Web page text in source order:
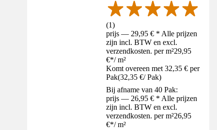
(1)
prijs — 29,95 € * Alle prijzen
zijn incl. BTW en excl.
verzendkosten. per m²29,95
€*/ m²
Komt overeen met 32,35 € per
Pak(32,35 €/ Pak)
Bij afname van 40 Pak:
prijs — 26,95 € * Alle prijzen
zijn incl. BTW en excl.
verzendkosten. per m²26,95
€*/ m²